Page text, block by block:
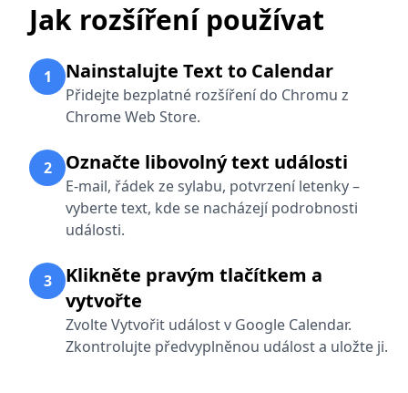
Jak rozšíření používat
1 Nainstalujte Text to Calendar
Přidejte bezplatné rozšíření do Chromu z
Chrome Web Store.
2 Označte libovolný text události
E-mail, řádek ze sylabu, potvrzení letenky –
vyberte text, kde se nacházejí podrobnosti
události.
3
Klikněte pravým tlačítkem a
vytvořte
Zvolte Vytvořit událost v Google Calendar.
Zkontrolujte předvyplněnou událost a uložte ji.